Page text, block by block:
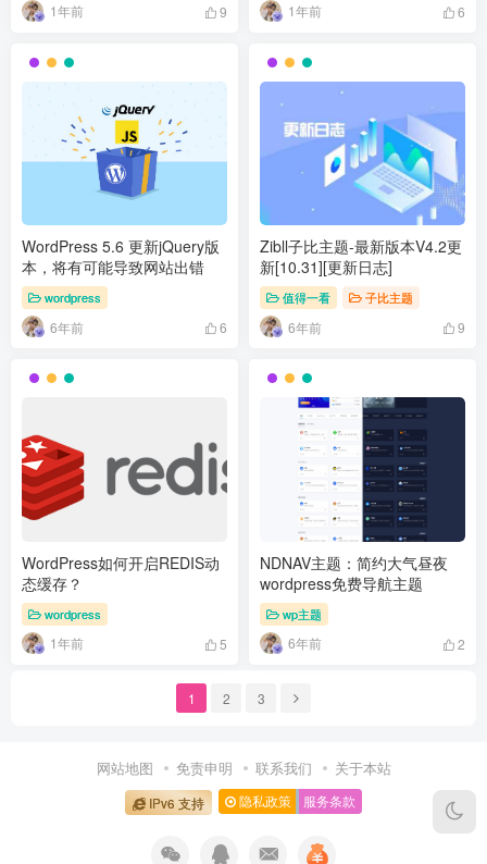
1年前 9 1年前 6
WordPress 5.6 更新jQuery版
本，将有可能导致网站出错
wordpress
6年前 6
Zibll子比主题-最新版本V4.2更
新[10.31][更新日志]
值得一看 子比主题
6年前 9
WordPress如何开启REDIS动
态缓存？
wordpress
1年前 5
NDNAV主题：简约大气昼夜
wordpress免费导航主题
wp主题
6年前 2
1 2 3
网站地图 免责申明 联系我们 关于本站
IPv6 支持 隐私政策 服务条款